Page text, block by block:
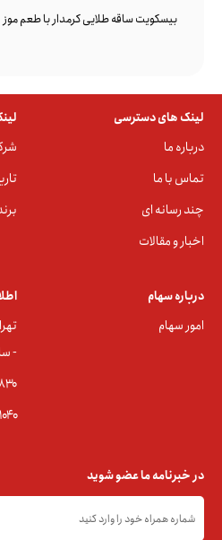
بیسکویت ساقه طلایی کرمدار با طعم موز
لینک های دسترسی
درباره ما
تماس با ما
چند رسانه ای
اخبار و مقالات
درباره سهام
امور سهام
-
در خبرنامه ما عضو شوید